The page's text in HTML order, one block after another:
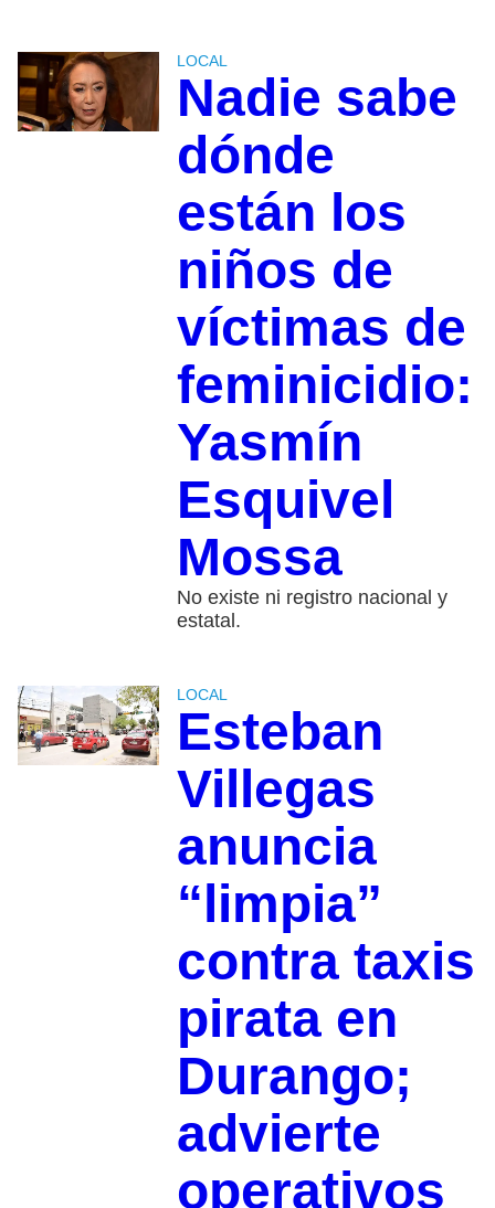
LOCAL
Nadie sabe
dónde
están los
niños de
víctimas de
feminicidio:
Yasmín
Esquivel
Mossa
No existe ni registro nacional y
estatal.
LOCAL
Esteban
Villegas
anuncia
“limpia”
contra taxis
pirata en
Durango;
advierte
operativos